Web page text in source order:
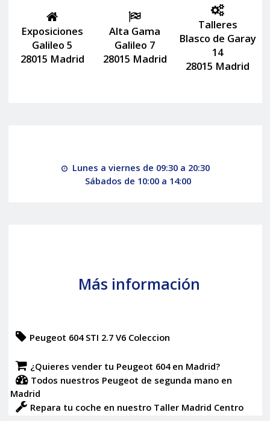
Exposiciones
Galileo 5
28015 Madrid
Alta Gama
Galileo 7
28015 Madrid
Talleres
Blasco de Garay
14
28015 Madrid
Lunes a viernes de 09:30 a 20:30
Sábados de 10:00 a 14:00
Más información
Peugeot 604 STI 2.7 V6 Coleccion
¿Quieres vender tu Peugeot 604 en Madrid?
Todos nuestros Peugeot de segunda mano en
Madrid
Repara tu coche en nuestro Taller Madrid Centro